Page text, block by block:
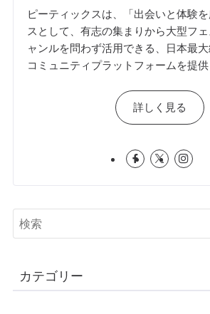
ピーティックスは、「出会いと体験
スとして、有志の集まりから大型フ
ャンルを問わず活用できる、日本最大
コミュニティプラットフォームを提供
詳しく見る
カテゴリー